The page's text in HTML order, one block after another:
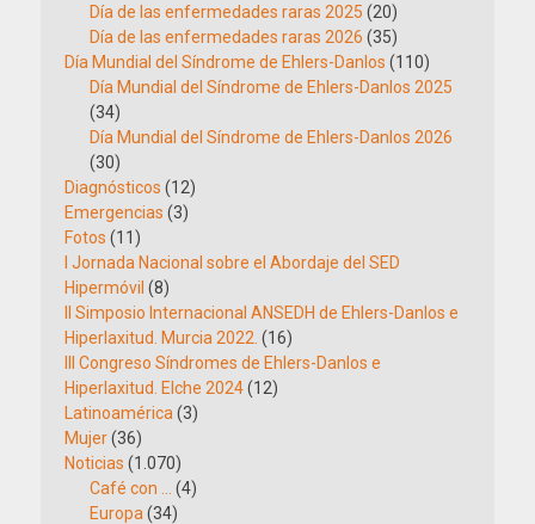
Día de las enfermedades raras 2025 (20)
Día de las enfermedades raras 2026 (35)
Día Mundial del Síndrome de Ehlers-Danlos (110)
Día Mundial del Síndrome de Ehlers-Danlos 2025
(34)
Día Mundial del Síndrome de Ehlers-Danlos 2026
(30)
Diagnósticos (12)
Emergencias (3)
Fotos (11)
I Jornada Nacional sobre el Abordaje del SED
Hipermóvil (8)
II Simposio Internacional ANSEDH de Ehlers-Danlos e
Hiperlaxitud. Murcia 2022. (16)
III Congreso Síndromes de Ehlers-Danlos e
Hiperlaxitud. Elche 2024(12)
Latinoamérica (3)
Mujer(36)
Noticias (1.070)
Café con …
(4)
Europa (34)